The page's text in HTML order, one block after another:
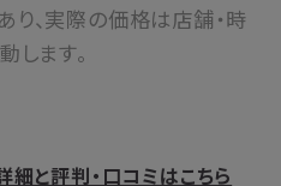
、実際の価格は店舗・時
します。
と評判・口コミはこちら